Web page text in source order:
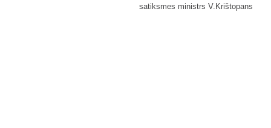
satiksmes ministrs V.Krištopans